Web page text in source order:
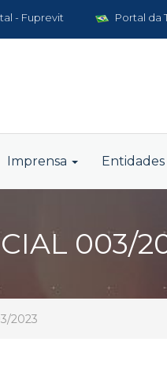
Portal da
- Fuprevit
Imprensa Entidades
003/
2023